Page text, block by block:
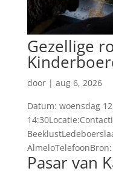
Gezellige
door | aug 6, 2026
Datum: woensdag
Pasar van